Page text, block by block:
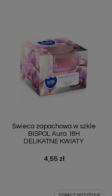
Świeca zapachowa w szkle
BISPOL Aura 18H
DELIKATNE KWIATY
Cena
4,55 zł